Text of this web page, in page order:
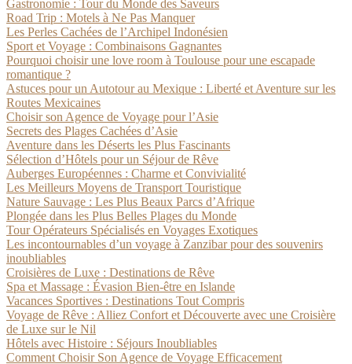
Gastronomie : Tour du Monde des Saveurs
Road Trip : Motels à Ne Pas Manquer
Les Perles Cachées de l’Archipel Indonésien
Sport et Voyage : Combinaisons Gagnantes
Pourquoi choisir une love room à Toulouse pour une escapade
romantique ?
Astuces pour un Autotour au Mexique : Liberté et Aventure sur les
Routes Mexicaines
Choisir son Agence de Voyage pour l’Asie
Secrets des Plages Cachées d’Asie
Aventure dans les Déserts les Plus Fascinants
Sélection d’Hôtels pour un Séjour de Rêve
Auberges Européennes : Charme et Convivialité
Les Meilleurs Moyens de Transport Touristique
Nature Sauvage : Les Plus Beaux Parcs d’Afrique
Plongée dans les Plus Belles Plages du Monde
Tour Opérateurs Spécialisés en Voyages Exotiques
Les incontournables d’un voyage à Zanzibar pour des souvenirs
inoubliables
Croisières de Luxe : Destinations de Rêve
Spa et Massage : Évasion Bien-être en Islande
Vacances Sportives : Destinations Tout Compris
Voyage de Rêve : Alliez Confort et Découverte avec une Croisière
de Luxe sur le Nil
Hôtels avec Histoire : Séjours Inoubliables
Comment Choisir Son Agence de Voyage Efficacement